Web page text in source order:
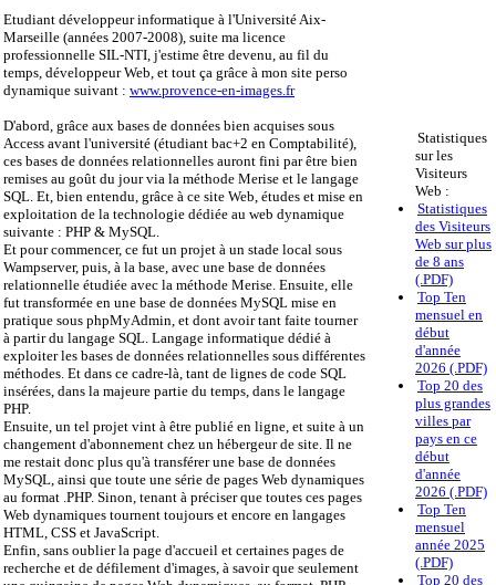
Etudiant développeur informatique à l'Université Aix-
Marseille (années 2007-2008), suite ma licence
professionnelle SIL-NTI, j'estime être devenu, au fil du
temps, développeur Web, et tout ça grâce à mon site perso
dynamique suivant : www.provence-en-images.fr
D'abord, grâce aux bases de données bien acquises sous
Access avant l'université (étudiant bac+2 en Comptabilité),
ces bases de données relationnelles auront fini par être bien
remises au goût du jour via la méthode Merise et le langage
SQL. Et, bien entendu, grâce à ce site Web, études et mise en
exploitation de la technologie dédiée au web dynamique
suivante : PHP & MySQL.
Et pour commencer, ce fut un projet à un stade local sous
Wampserver, puis, à la base, avec une base de données
relationnelle étudiée avec la méthode Merise. Ensuite, elle
fut transformée en une base de données MySQL mise en
pratique sous phpMyAdmin, et dont avoir tant faite tourner
à partir du langage SQL. Langage informatique dédié à
exploiter les bases de données relationnelles sous différentes
méthodes. Et dans ce cadre-là, tant de lignes de code SQL
insérées, dans la majeure partie du temps, dans le langage
PHP.
Ensuite, un tel projet vint à être publié en ligne, et suite à un
changement d'abonnement chez un hébergeur de site. Il ne
me restait donc plus qu'à transférer une base de données
MySQL, ainsi que toute une série de pages Web dynamiques
au format .PHP. Sinon, tenant à préciser que toutes ces pages
Web dynamiques tournent toujours et encore en langages
HTML, CSS et JavaScript.
Enfin, sans oublier la page d'accueil et certaines pages de
recherche et de défilement d'images, à savoir que seulement
Statistiques
sur les
Visiteurs
Web :
Statistiques
des Visiteurs
Web sur plus
de 8 ans
(.PDF)
Top Ten
mensuel en
début
d'année
2026 (.PDF)
Top 20 des
plus grandes
villes par
pays en ce
début
d'année
2026 (.PDF)
Top Ten
mensuel
année 2025
(.PDF)
Top 20 des